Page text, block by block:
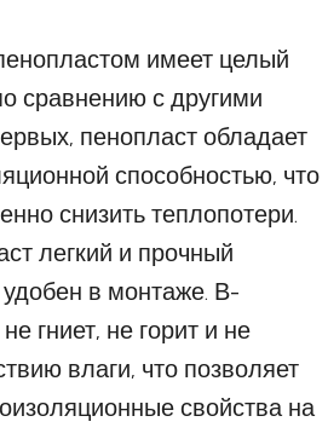
имеет целый
сравнению с другими
пенопласт обладает
способностью, что
снизить теплопотери.
легкий и прочный
в монтаже. В-
гниет, не горит и не
влаги, что позволяет
свойства на